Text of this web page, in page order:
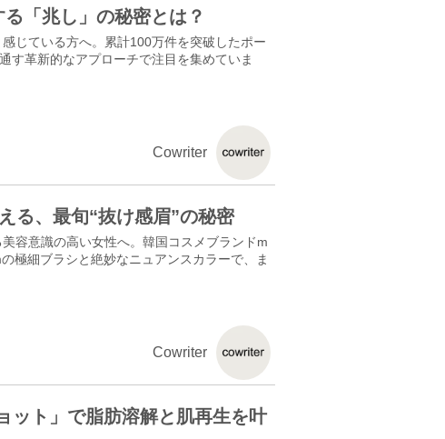
「兆し」の秘密とは？
じている方へ。累計100万件を突破したポー
す革新的なアプローチで注目を集めていま
Cowriter
る、最旬“抜け感眉”の秘密
容意識の高い女性へ。韓国コスメブランドm
極細ブラシと絶妙なニュアンスカラーで、ま
Cowriter
ット」で脂肪溶解と肌再生を叶